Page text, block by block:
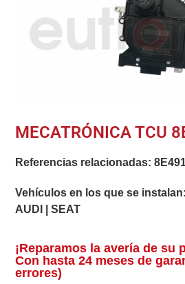
MECATRÓNICA TCU
Referencias relacionadas:
Vehículos en los que se instalan:
AUDI | SEAT
¡Reparamos la avería de su
Con hasta 24 meses de
errores)